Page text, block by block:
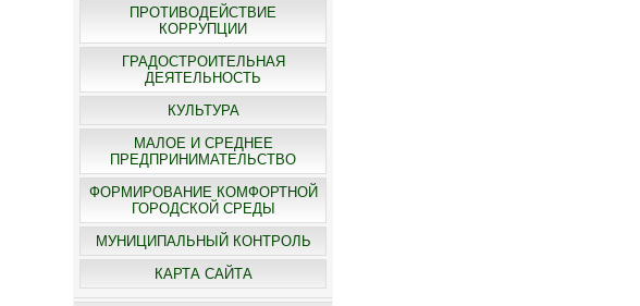
ПРОТИВОДЕЙСТВИЕ
КОРРУПЦИИ
ГРАДОСТРОИТЕЛЬНАЯ
ДЕЯТЕЛЬНОСТЬ
КУЛЬТУРА
МАЛОЕ И СРЕДНЕЕ
ПРЕДПРИНИМАТЕЛЬСТВО
ФОРМИРОВАНИЕ КОМФОРТНОЙ
ГОРОДСКОЙ СРЕДЫ
МУНИЦИПАЛЬНЫЙ КОНТРОЛЬ
КАРТА САЙТА